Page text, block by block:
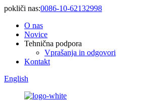
pokliči nas:0086-10-62132998
O nas
Novice
Tehnična podpora
Vprašanja in odgovori
Kontakt
English